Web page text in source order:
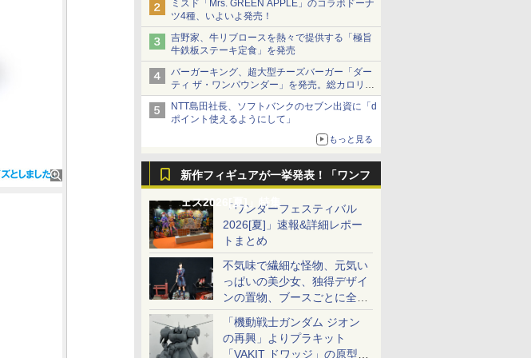
ミスド「Mrs. GREEN APPLE」のコラボドーナ
ツ4種、いよいよ発売！
吉野家、牛リブロースを熱々で提供する「極旨
牛鉄板ステーキ定食」を発売
バーガーキング、超大型チーズバーガー「ダー
ティ ザ・ワンパウンダー」を発売。総カロリー
約1656kcal、総重量約527g！
NTT島田社長、ソフトバンクのセブン出資に「d
ポイント使えるようにして」
もっと見る
新作フィギュアが一挙発表！「ワンフ
ェス2026[夏]」特集「ワンダーフェスティバル
2026[夏]」速報&詳細レポー
トまとめ
不気味で繊細な怪物、元気い
っぱいの美少女、独得デザイ
ンの置物、ブースごとに全く
異なる世界が広がる一般ディ
ーラーフォトレポート
「機動戦士ガンダム ジオン
の再興」よりプラキット
「VAKIT ドワッジ」の原型が